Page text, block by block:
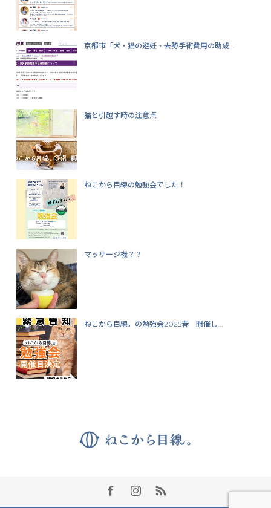
京都市「犬・猫の避妊・去勢手術費用の助成...
猫と引越す時の注意点
ねこから目線の勉強会でした！
マッサージ機？？
ねこから目線。の勉強会2025春 開催し...